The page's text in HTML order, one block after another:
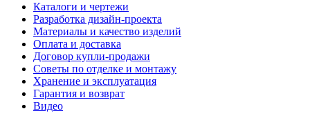
Каталоги и чертежи
Разработка дизайн-проекта
Материалы и качество изделий
Оплата и доставка
Договор купли-продажи
Советы по отделке и монтажу
Хранение и эксплуатация
Гарантия и возврат
Видео